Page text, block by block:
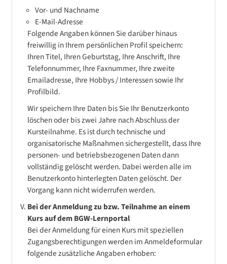
Vor- und Nachname
E-Mail-Adresse
Folgende Angaben können Sie darüber hinaus
freiwillig in Ihrem persönlichen Profil speichern:
Ihren Titel, Ihren Geburtstag, Ihre Anschrift, Ihre
Telefonnummer, Ihre Faxnummer, Ihre zweite
Emailadresse, Ihre Hobbys / Interessen sowie Ihr
Profilbild.
Wir speichern Ihre Daten bis Sie Ihr Benutzerkonto
löschen oder bis zwei Jahre nach Abschluss der
Kursteilnahme. Es ist durch technische und
organisatorische Maßnahmen sichergestellt, dass Ihre
personen- und betriebsbezogenen Daten dann
vollständig gelöscht werden. Dabei werden alle im
Benutzerkonto hinterlegten Daten gelöscht. Der
Vorgang kann nicht widerrufen werden.
Bei der Anmeldung zu bzw. Teilnahme an einem
Kurs auf dem BGW-Lernportal
Bei der Anmeldung für einen Kurs mit speziellen
Zugangsberechtigungen werden im Anmeldeformular
folgende zusätzliche Angaben erhoben: